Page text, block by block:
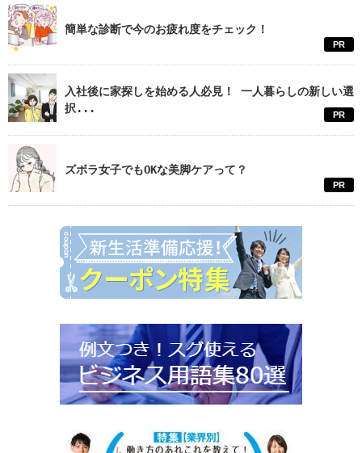
簡単な診断で今のお疲れ度をチェック！
PR
入社後に家探しを始める人必見！ 一人暮らしの新しい選
択...
PR
ズボラ女子でもOKな美脚ケアって？
PR